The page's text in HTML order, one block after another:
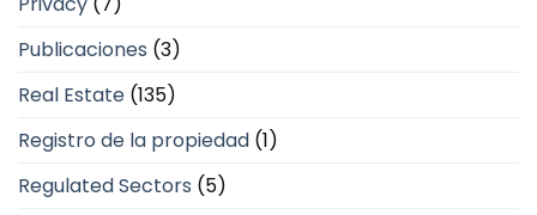
Publicaciones (3)
Real Estate (135)
Registro de la propiedad (1)
Regulated Sectors (5)